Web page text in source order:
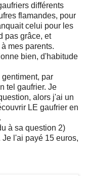
différents
flamandes, pour
celui pour les
pas grâce, et
mes parents.
bien, d'habitude
par
tel gaufrier. Je
alors j'ai un
LE gaufrier en
à sa question 2)
l'ai payé 15 euros,